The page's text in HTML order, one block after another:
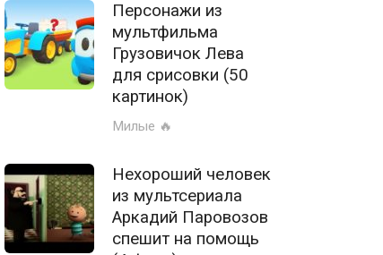
Персонажи из
мультфильма
Грузовичок Лева
для срисовки (50
картинок)
Милые 🔥
Нехороший человек
из мультсериала
Аркадий Паровозов
спешит на помощь